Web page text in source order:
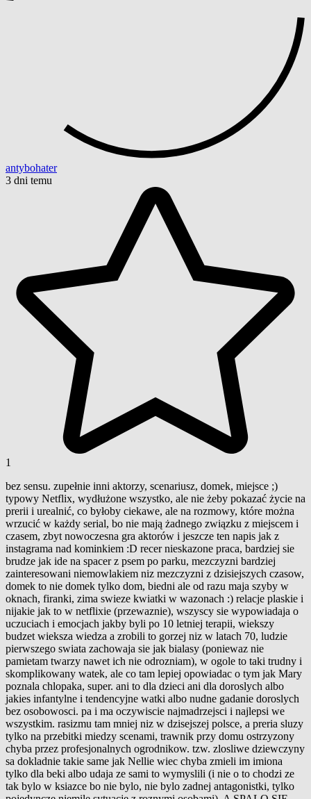
antybohater
3 dni temu
1
bez sensu. zupełnie inni aktorzy, scenariusz, domek, miejsce ;)
typowy Netflix, wydłużone wszystko, ale nie żeby pokazać życie na
prerii i urealnić, co byłoby ciekawe, ale na rozmowy, które można
wrzucić w każdy serial, bo nie mają żadnego związku z miejscem i
czasem, zbyt nowoczesna gra aktorów i jeszcze ten napis jak z
instagrama nad kominkiem :D recer nieskazone praca, bardziej sie
brudze jak ide na spacer z psem po parku, mezczyzni bardziej
zainteresowani niemowlakiem niz mezczyzni z dzisiejszych czasow,
domek to nie domek tylko dom, biedni ale od razu maja szyby w
oknach, firanki, zima swieze kwiatki w wazonach :) relacje plaskie i
nijakie jak to w netflixie (przewaznie), wszyscy sie wypowiadaja o
uczuciach i emocjach jakby byli po 10 letniej terapii, wiekszy
budzet wieksza wiedza a zrobili to gorzej niz w latach 70, ludzie
pierwszego swiata zachowaja sie jak bialasy (poniewaz nie
pamietam twarzy nawet ich nie odrozniam), w ogole to taki trudny i
skomplikowany watek, ale co tam lepiej opowiadac o tym jak Mary
poznala chlopaka, super. ani to dla dzieci ani dla doroslych albo
jakies infantylne i tendencyjne watki albo nudne gadanie doroslych
bez osobowosci. pa i ma oczywiscie najmadrzejsci i najlepsi we
wszystkim. rasizmu tam mniej niz w dzisejszej polsce, a preria sluzy
tylko na przebitki miedzy scenami, trawnik przy domu ostrzyzony
chyba przez profesjonalnych ogrodnikow. tzw. zlosliwe dziewczyny
sa dokladnie takie same jak Nellie wiec chyba zmieli im imiona
tylko dla beki albo udaja ze sami to wymyslili (i nie o to chodzi ze
tak bylo w ksiazce bo nie bylo, nie bylo zadnej antagonistki, tylko